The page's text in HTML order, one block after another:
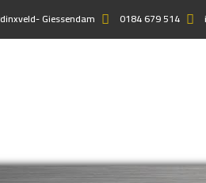
Giessendam 0184 679 514